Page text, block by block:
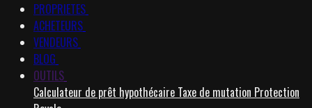
PROPRIETES
ACHETEURS
VENDEURS
BLOG
OUTILS
Calculateur de prêt hypothécaire Taxe de mutation Protection